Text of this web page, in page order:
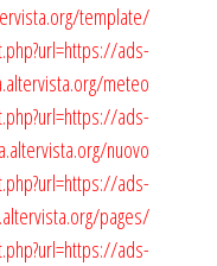
template/
ads-
meteo
ads-
nuovo
ads-
pages/
ads-